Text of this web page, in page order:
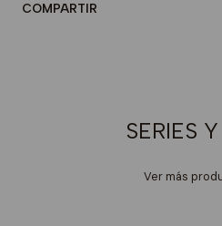
COMPARTIR
SERIES
Ver más